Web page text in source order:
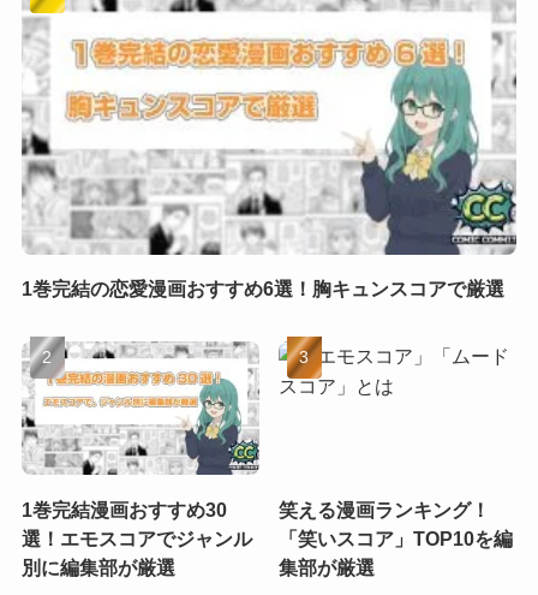
1巻完結の恋愛漫画おすすめ6選！胸キュンスコアで厳選
1巻完結漫画おすすめ30
選！エモスコアでジャンル
別に編集部が厳選
笑える漫画ランキング！
「笑いスコア」TOP10を編
集部が厳選